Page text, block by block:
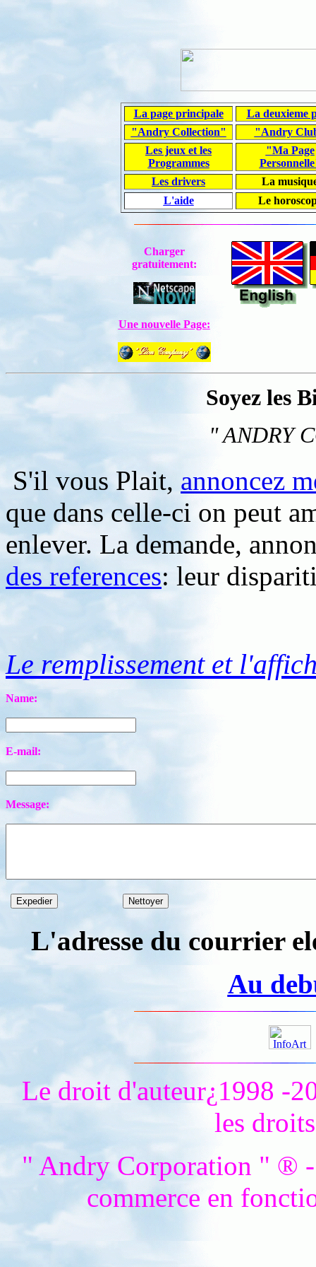
La page principale
La deuxieme
"Andry Collection"
"Andry
Les jeux et les
Programmes
"Ma Page
Les drivers
La
L'aide
Le
Charger
gratuitement:
Une nouvelle Page:
Soyez les
" ANDRY
S'il vous Plait, annoncez
que dans celle-ci on peut
enlever. La demande,
des references: leur
Le remplissement et
E-mail:
L'adresse du courrier
Au
Le droit d'auteur¿1998 -
les
" Andry Corporation " ® -
commerce en